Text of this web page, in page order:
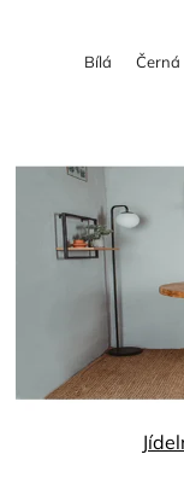
Bílá Černá